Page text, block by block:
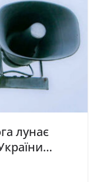
лунає